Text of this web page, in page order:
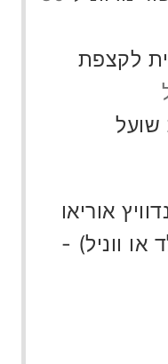
לקצפת
אוריאו
או ווניל) -